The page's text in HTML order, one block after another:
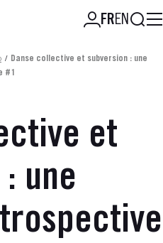
FREN
/ Danse collective et subversion : une
#1
et
une